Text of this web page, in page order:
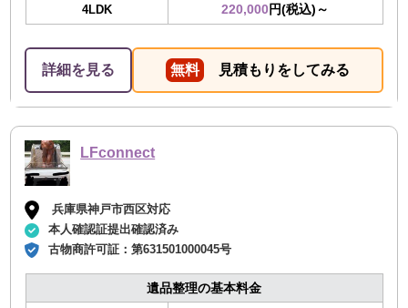
4LDK 220,000円(税込)～
詳細を見る 無料 見積もりをしてみる
LFconnect
兵庫県神戸市西区対応
本人確認証提出確認済み
古物商許可証：第631501000045号
遺品整理の基本料金